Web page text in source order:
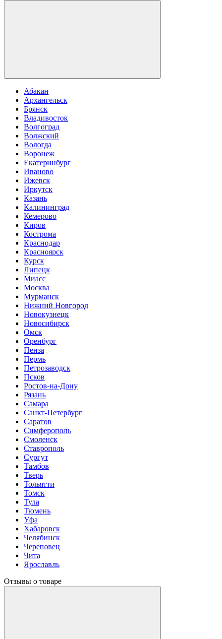
Абакан
Архангельск
Брянск
Владивосток
Волгоград
Волжский
Вологда
Воронеж
Екатеринбург
Иваново
Ижевск
Иркутск
Казань
Калининград
Кемерово
Киров
Кострома
Краснодар
Красноярск
Курск
Липецк
Миасс
Москва
Мурманск
Нижний Новгород
Новокузнецк
Новосибирск
Омск
Оренбург
Пенза
Пермь
Петрозаводск
Псков
Ростов-на-Дону
Рязань
Самара
Санкт-Петербург
Саратов
Симферополь
Смоленск
Ставрополь
Сургут
Тамбов
Тверь
Тольятти
Томск
Тула
Тюмень
Уфа
Хабаровск
Челябинск
Череповец
Чита
Ярославль
Отзывы о товаре